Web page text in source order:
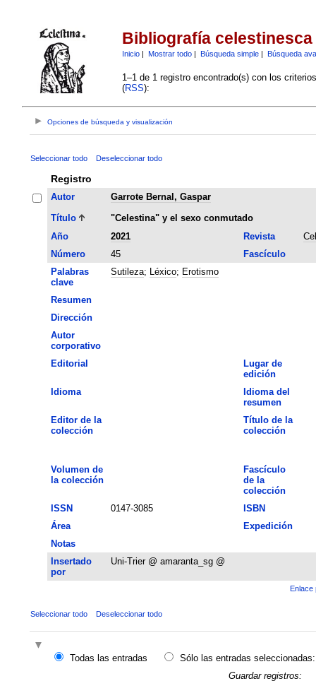
Bibliografía celestinesca
Inicio| Mostrar todo| Búsqueda simple| Búsqueda
1–1 de 1 registro encontrado(s) con los
(RSS):
Opciones de búsqueda y visualización
Seleccionar todo Deseleccionar todo
Registro
Autor
Garrote Bernal, Gaspar
Título
"Celestina" y el sexo conmutado
Año
2021 Revista
Número
45
Fascículo
Palabras
clave
Sutileza; Léxico; Erotismo
Resumen
Dirección
Autor
corporativo
Editorial
Lugar de
edición
Idioma
Idioma del
resumen
Editor de la
colección
Título de la
colección
Volumen de
la colección
Fascículo
de la
colección
ISSN
0147-3085
ISBN
Área
Expedición
Notas
Insertado
por
Uni-Trier @ amaranta_sg @
Enlace
Seleccionar todo Deseleccionar todo
Todas las entradas
Sólo las entradas seleccionadas:
Guardar registros: